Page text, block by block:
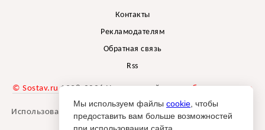
Контакты
Рекламодателям
Обратная связь
Rss
© Sostav.ru 1998-2026 Независимый проектбрендингового
агентства Depot
Использование материалов Sostav.ru допустимо только при
указании источника.
Мы используем файлы cookie , чтобы
предоставить вам больше возможностей